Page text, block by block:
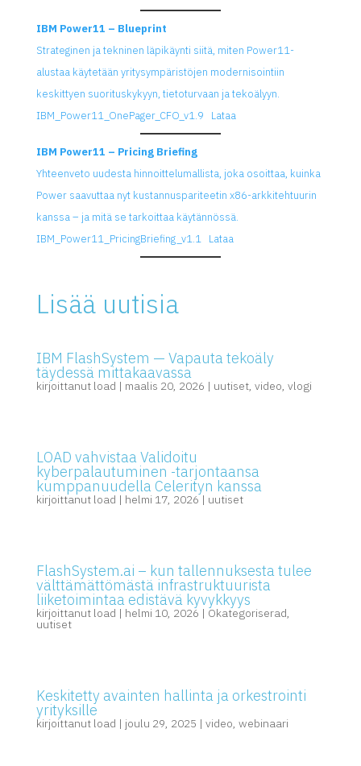
IBM Power11 – Blueprint
Strateginen ja tekninen läpikäynti siitä, miten Power11-
alustaa käytetään yritysympäristöjen modernisointiin
keskittyen suorituskykyyn, tietoturvaan ja tekoälyyn.
IBM_Power11_OnePager_CFO_v1.9
Lataa
IBM Power11 – Pricing Briefing
Yhteenveto uudesta hinnoittelumallista, joka osoittaa, kuinka
Power saavuttaa nyt kustannuspariteetin x86-arkkitehtuurin
kanssa – ja mitä se tarkoittaa käytännössä.
IBM_Power11_PricingBriefing_v1.1
Lataa
Lisää uutisia
IBM FlashSystem — Vapauta tekoäly
täydessä mittakaavassa
kirjoittanut load | maalis 20, 2026 | uutiset, video, vlogi
LOAD vahvistaa Validoitu
kyberpalautuminen -tarjontaansa
kumppanuudella Celerityn kanssa
kirjoittanut load | helmi 17, 2026| uutiset
FlashSystem.ai – kun tallennuksesta tulee
välttämättömästä infrastruktuurista
liiketoimintaa edistävä kyvykkyys
kirjoittanut load | helmi 10, 2026 | Okategoriserad,
uutiset
Keskitetty avainten hallinta ja orkestrointi
yrityksille
kirjoittanut load | joulu 29, 2025 | video, webinaari